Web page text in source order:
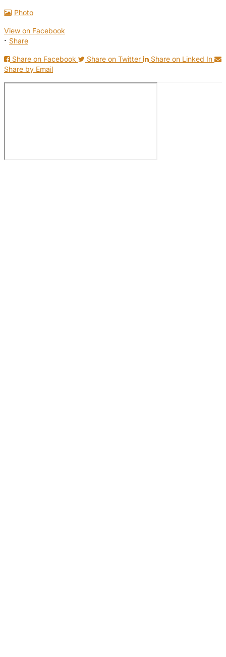
Photo
View on Facebook
· Share
Share on Facebook Share on Twitter
Share on Linked In
Share by Email